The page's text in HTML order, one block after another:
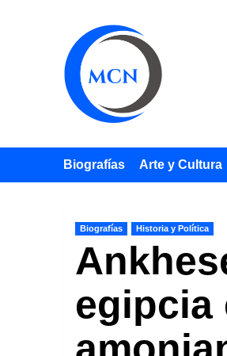
Biografías Arte y Cultura
Biografías Historia y Política
egipcia